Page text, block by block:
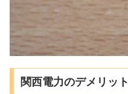
関西電力のデメリット